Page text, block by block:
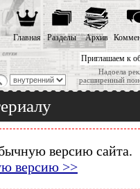
Приглашаем к
Надоела
расширенный
Главная Разделы Архив
версию сайта.
версию >>